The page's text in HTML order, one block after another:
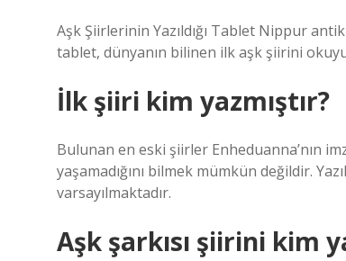
Aşk Şiirlerinin Yazıldığı Tablet Nippur
tablet, dünyanın bilinen ilk aşk şiirini
İlk şiiri kim yazmıştır?
Bulunan en eski şiirler Enheduanna’nın
yaşamadığını bilmek mümkün değildir.
varsayılmaktadır.
Aşk şarkısı şiirini kim